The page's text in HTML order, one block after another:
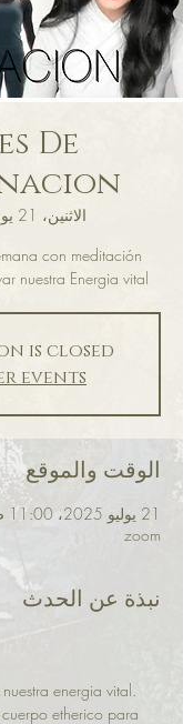
De
الاثنين، 21 يوليو
con meditación
nuestra Energia vital
is closed
events
الوقت والموقع
21 يوليو 2025، 11:00 ص – 1:00 م
zoom
نبذة عن الحدث
energia vital.
etherico para